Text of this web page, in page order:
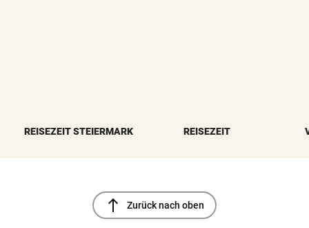
REISEZEIT STEIERMARK REISEZEIT
north Zurück nach oben